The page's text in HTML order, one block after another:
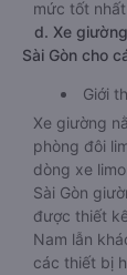
mức tốt nhất.
d. Xe
Sài Gòn cho
Giới
Xe giường
phòng đôi
dòng xe
Sài Gòn
được thiết
Nam lẫn
các thiết bị